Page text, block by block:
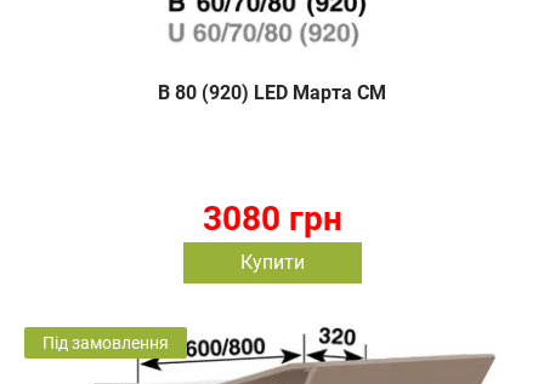
В 80 (920) LED Марта СМ
3080 грн
Купити
Під замовлення